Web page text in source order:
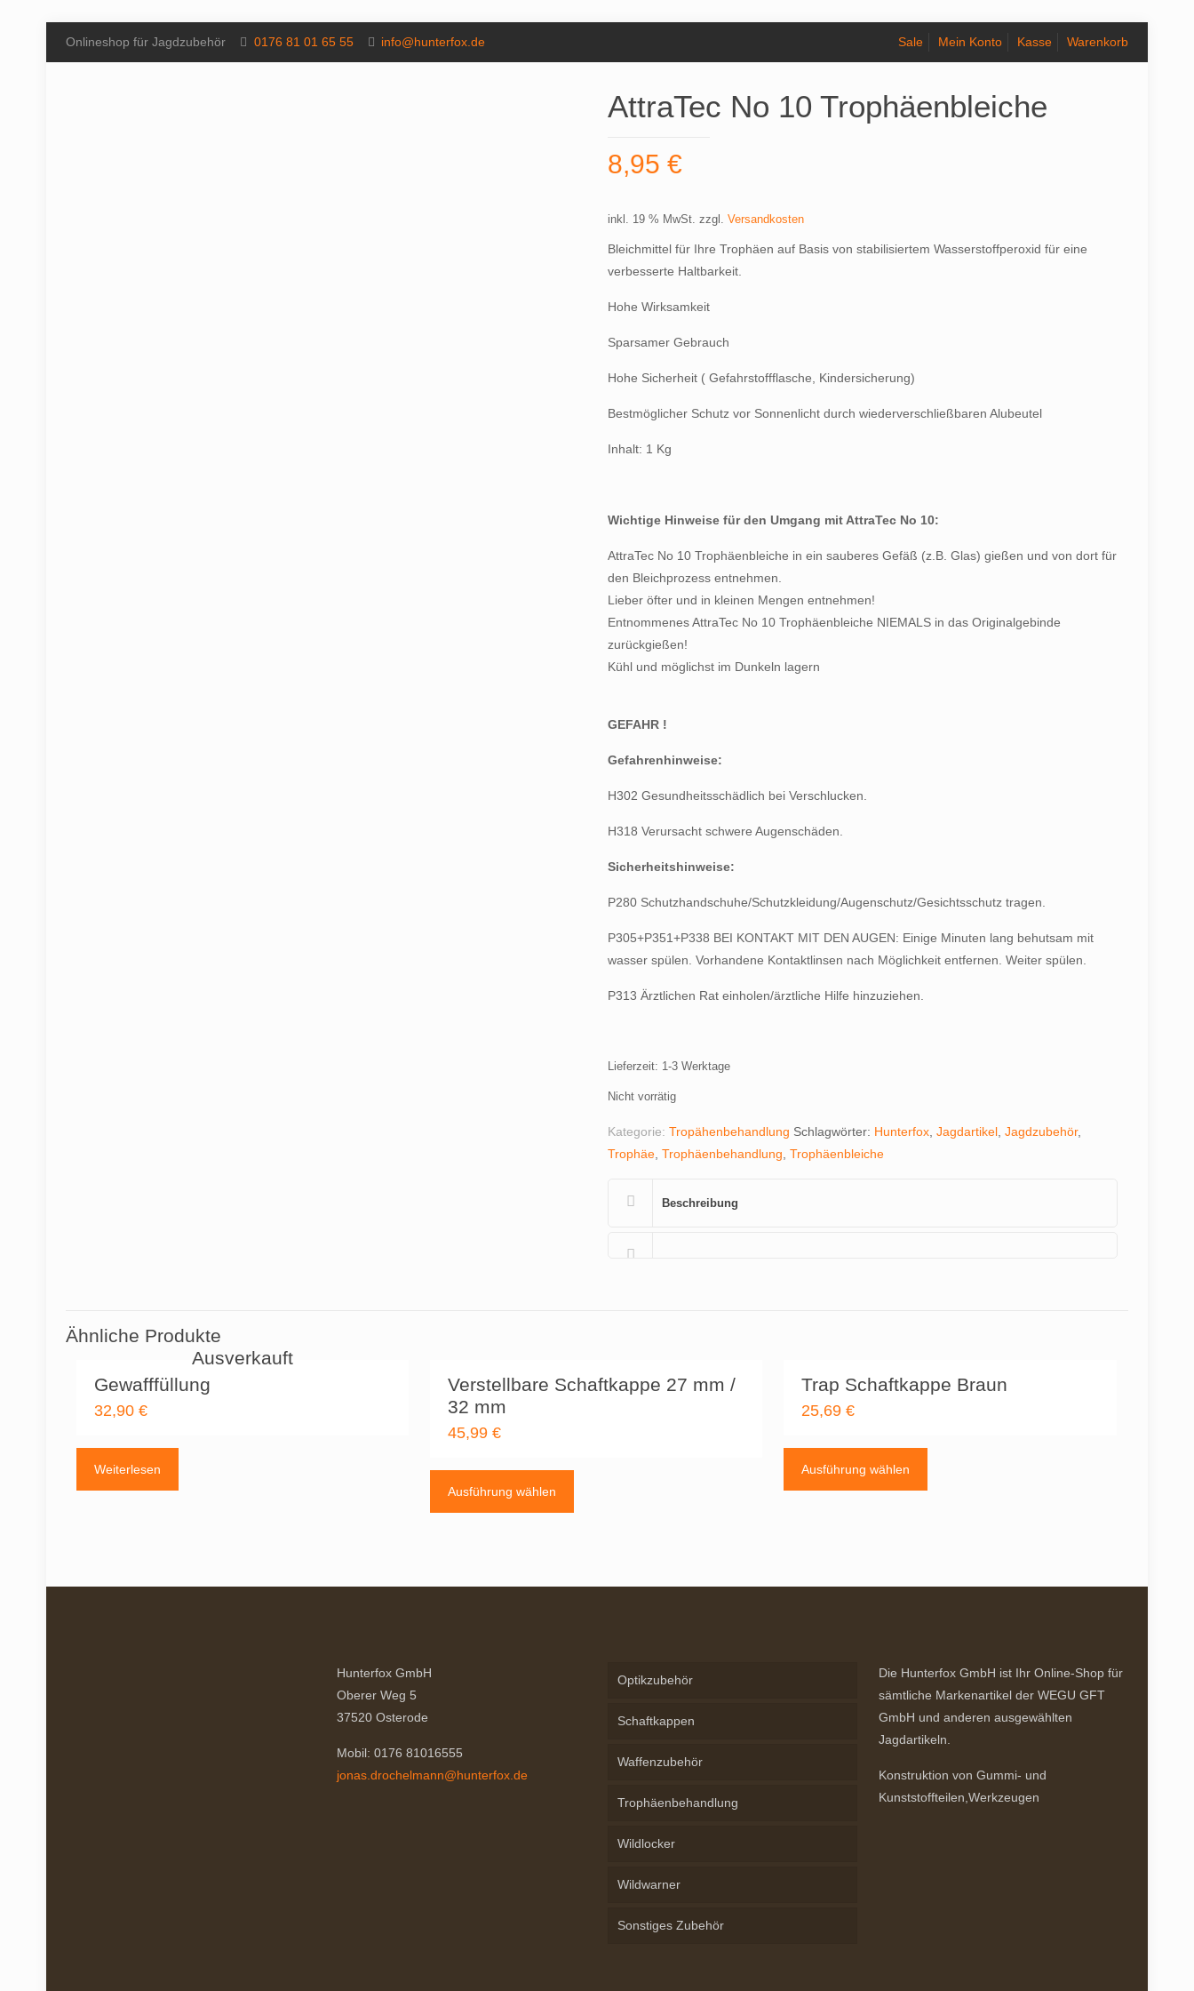
Onlineshop für Jagdzubehör 0176 81 01 65 55 info@hunterfox.de Sale Mein Konto Kasse Warenkorb
AttraTec No 10 Trophäenbleiche
8,95 €
inkl. 19 % MwSt. zzgl. Versandkosten
Bleichmittel für Ihre Trophäen auf Basis von stabilisiertem Wasserstoffperoxid für eine
verbesserte Haltbarkeit.
Hohe Wirksamkeit
Sparsamer Gebrauch
Hohe Sicherheit ( Gefahrstoffflasche, Kindersicherung)
Bestmöglicher Schutz vor Sonnenlicht durch wiederverschließbaren Alubeutel
Inhalt: 1 Kg
Wichtige Hinweise für den Umgang mit AttraTec No 10:
AttraTec No 10 Trophäenbleiche in ein sauberes Gefäß (z.B. Glas) gießen und von dort für
den Bleichprozess entnehmen.
Lieber öfter und in kleinen Mengen entnehmen!
Entnommenes AttraTec No 10 Trophäenbleiche NIEMALS in das Originalgebinde
zurückgießen!
Kühl und möglichst im Dunkeln lagern
GEFAHR !
Gefahrenhinweise:
H302 Gesundheitsschädlich bei Verschlucken.
H318 Verursacht schwere Augenschäden.
Sicherheitshinweise:
P280 Schutzhandschuhe/Schutzkleidung/Augenschutz/Gesichtsschutz tragen.
P305+P351+P338 BEI KONTAKT MIT DEN AUGEN: Einige Minuten lang behutsam mit
wasser spülen. Vorhandene Kontaktlinsen nach Möglichkeit entfernen. Weiter spülen.
P313 Ärztlichen Rat einholen/ärztliche Hilfe hinzuziehen.
Lieferzeit: 1-3 Werktage
Nicht vorrätig
Kategorie: Tropähenbehandlung Schlagwörter: Hunterfox, Jagdartikel, Jagdzubehör,
Trophäe, Trophäenbehandlung Trophäenbleiche
Beschreibung
Ähnliche Produkte
Ausverkauft
Gewafffüllung
32,90€
Weiterlesen
Verstellbare Schaftkappe 27 mm /
32 mm
45,99€
Ausführung wählen
werden
Trap Schaftkappe Braun
25,69€
Ausführung wählen
der
Produktseite
gewählt
werden
Hunterfox GmbH
Oberer Weg 5
37520 Osterode
Mobil: 0176 81016555
jonas.drochelmann@hunterfox.de
Optikzubehör
Schaftkappen
Waffenzubehör
Trophäenbehandlung
Wildlocker
Wildwarner
Sonstiges Zubehör
Die Hunterfox GmbH ist Ihr Online-Shop für
sämtliche Markenartikel der WEGU GFT
GmbH und anderen ausgewählten
Jagdartikeln.
Konstruktion von Gummi- und
Kunststoffteilen,Werkzeugen